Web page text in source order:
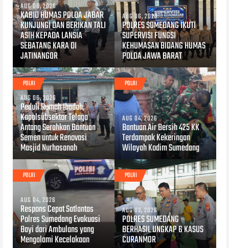
AUG 06, 2026
KABID HUMAS POLDA JABAR
KUNJUNGI DAN BERIKAN TALI
ASIH KEPADA LANSIA
SEBATANG KARA DI
JATINANGOR
AUG 06, 2026
POLRES SUMEDANG IKUTI
SUPERVISI FUNGSI
KEHUMASAN BIDANG HUMAS
POLDA JAWA BARAT
POLRI
AUG 06, 2026
Peduli Rumah Ibadah,
Kapolsubsektor Telaga
Antang Serahkan Bantuan
Semen untuk Renovasi
Masjid Nurhasanah
POLRI
AUG 04, 2026
Bantuan Air Bersih 425 KK
Terdampak Kekeringan
Wilayah Kodim Sumedang
POLRI
AUG 04, 2026
Respons Cepat Satlantas
Polres Sumedang Evakuasi
Bayi dari Ambulans yang
Mengalami Kecelakaan
POLRI
AUG 03, 2026
POLRES SUMEDANG
BERHASIL UNGKAP 6 KASUS
CURANMOR